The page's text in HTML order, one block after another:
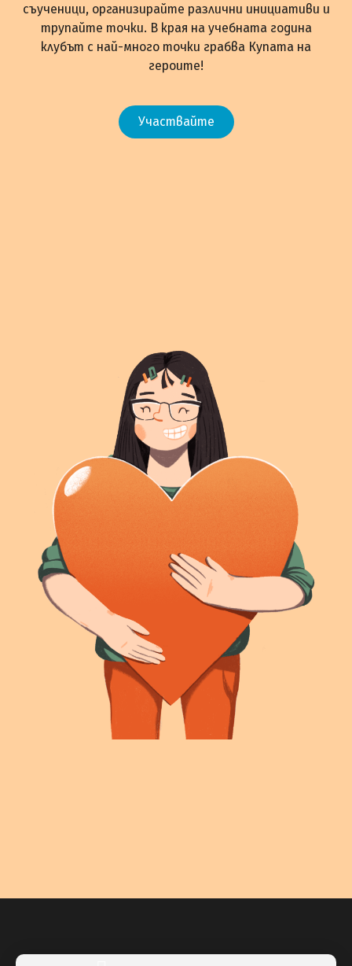
съученици, организирайте различни инициативи и
трупайте точки. В края на учебната година
клубът с най-много точки грабва Купата на
героите!
Участвайте